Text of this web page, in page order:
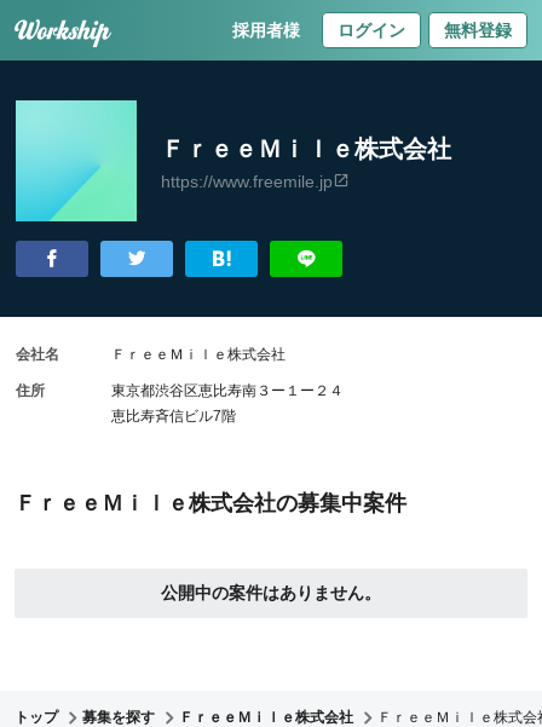
採用者様 ログイン 無料登録
ＦｒｅｅＭｉｌｅ株式会社
https://www.freemile.jp
ＦｒｅｅＭｉｌｅ株式会社の募集中案件
公開中の案件はありません。
会社名 ＦｒｅｅＭｉｌｅ株式会社
住所
東京都渋谷区恵比寿南３ー１ー２４
恵比寿斉信ビル7階
トップ 募集を探す ＦｒｅｅＭｉｌｅ株式会社 ＦｒｅｅＭｉｌｅ株式